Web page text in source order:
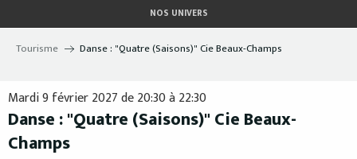
au
contenu
NOS UNIVERS
Tourisme Danse : "Quatre (Saisons)" Cie Beaux-Champs
Mardi 9 février 2027 de 20:30 à 22:30
Danse : "Quatre (Saisons)" Cie Beaux-
Champs